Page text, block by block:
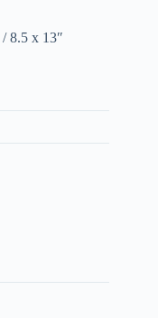
8.5 x 13″